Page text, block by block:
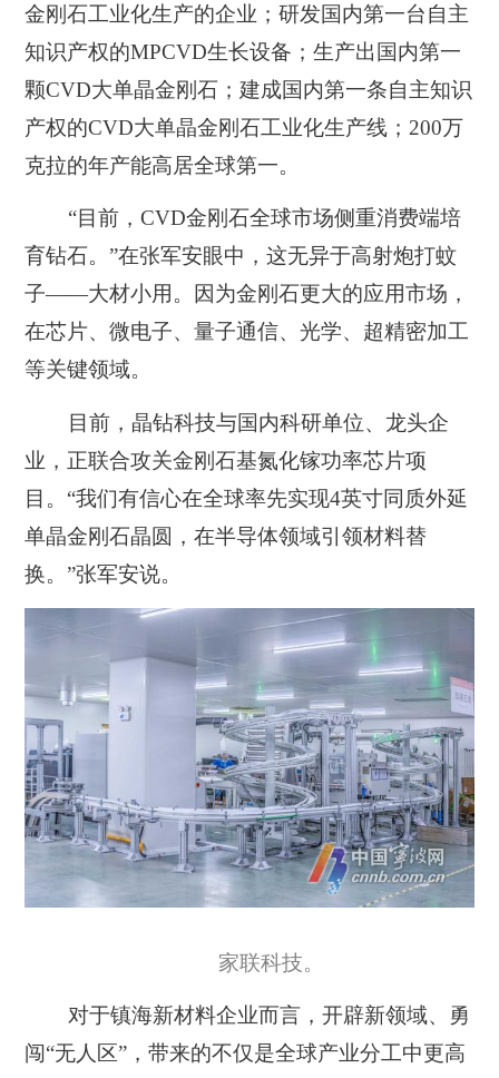
金刚石工业化生产的企业；研发国内第一台自主
知识产权的MPCVD生长设备；生产出国内第一
颗CVD大单晶金刚石；建成国内第一条自主知识
产权的CVD大单晶金刚石工业化生产线；200万
克拉的年产能高居全球第一。
“目前，CVD金刚石全球市场侧重消费端培
育钻石。”在张军安眼中，这无异于高射炮打蚊
子——大材小用。因为金刚石更大的应用市场，
在芯片、微电子、量子通信、光学、超精密加工
等关键领域。
目前，晶钻科技与国内科研单位、龙头企
业，正联合攻关金刚石基氮化镓功率芯片项
目。“我们有信心在全球率先实现4英寸同质外延
单晶金刚石晶圆，在半导体领域引领材料替
换。”张军安说。
家联科技。
对于镇海新材料企业而言，开辟新领域、勇
闯“无人区”，带来的不仅是全球产业分工中更高